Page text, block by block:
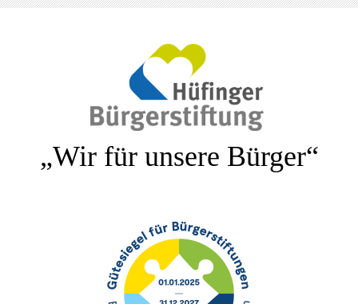
„Wir für unsere Bürger“